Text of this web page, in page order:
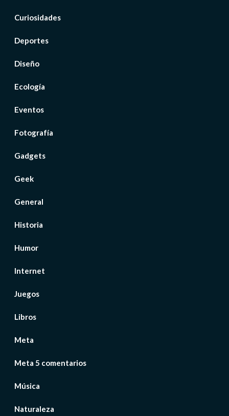
Curiosidades
Deportes
Diseño
Ecología
Eventos
Fotografía
Gadgets
Geek
General
Historia
Humor
Internet
Juegos
Libros
Meta
Meta 5 comentarios
Música
Naturaleza